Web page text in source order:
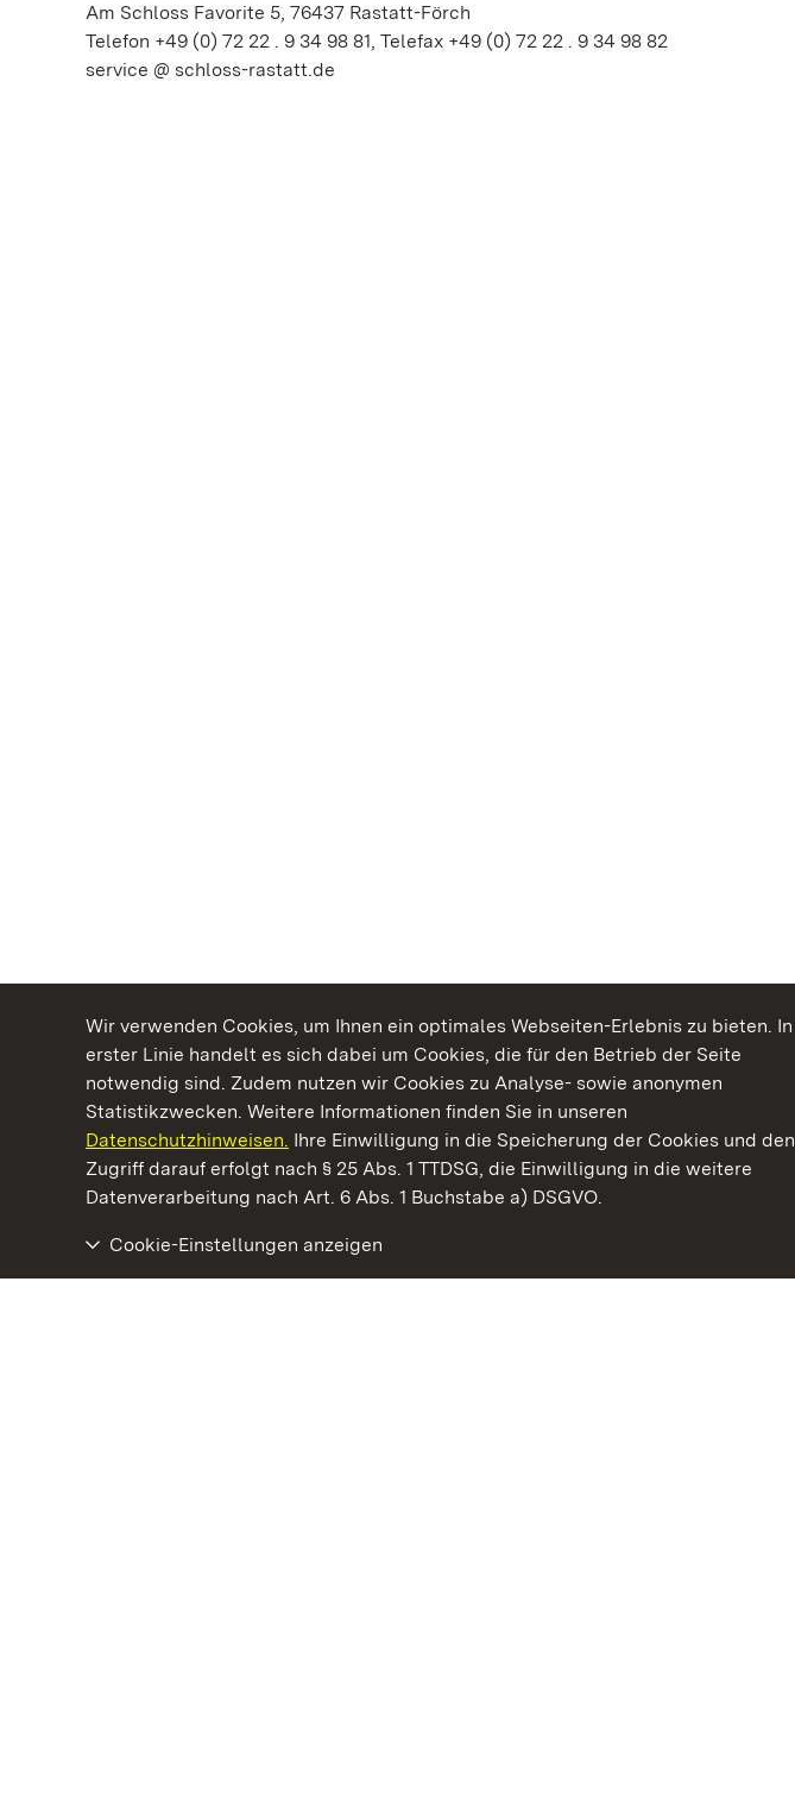
Wir verwenden Cookies, um Ihnen ein optimales Webseiten-Erlebnis zu bieten. In
erster Linie handelt es sich dabei um Cookies, die für den Betrieb der Seite
notwendig sind. Zudem nutzen wir Cookies zu Analyse- sowie anonymen
Statistikzwecken. Weitere Informationen finden Sie in unseren
Datenschutzhinweisen. Ihre Einwilligung in die Speicherung der Cookies und den
Zugriff darauf erfolgt nach § 25 Abs. 1 TTDSG, die Einwilligung in die weitere
Datenverarbeitung nach Art. 6 Abs. 1 Buchstabe a) DSGVO.
Cookie-Einstellungen anzeigen
Am Schloss Favorite 5, 76437 Rastatt-Förch
Telefon +49 (0) 72 22 . 9 34 98 81, Telefax +49 (0) 72 22 . 9 34 98 82
service @ schloss-rastatt.de
Kommen. Staunen. Genießen.